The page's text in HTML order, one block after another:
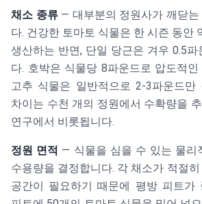
채소 종류— 대부분의 정원사가 깨닫는
다. 건강한 토마토 식물은 한 시즌 동안
생산하는 반면, 단일 당근은 겨우 0.5
다. 호박은 식물당 8파운드로 압도적
고추 식물은 일반적으로 2-3파운드만
차이는 수천 개의 정원에서 수확량을
연구에서 비롯됩니다.
정원 면적 — 식물을 심을 수 있는 물리
수용량을 결정합니다. 각 채소가 적절
공간이 필요하기 때문에 평방 피트가